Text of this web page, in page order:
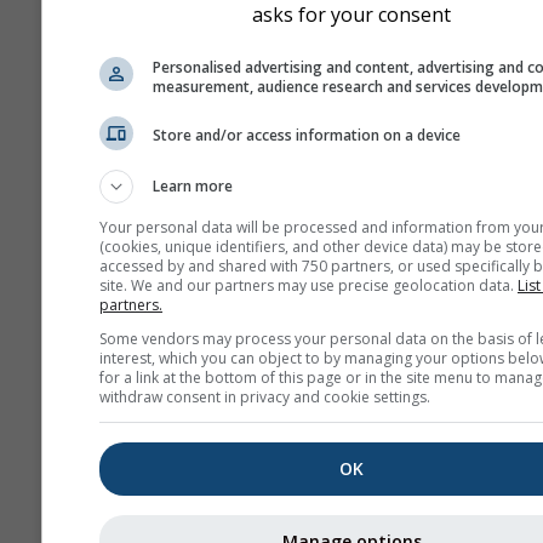
um pouco diferentes dos
Pode encontrar a altitude
coordenadas.
Durante um mês, há
diárias para valores
máximos e médios. Para
meses há agregações
Também oferecemos
brutos para venda. Por
entre em contacto
Os dados meteorológicos
asks for your consent
Personalised advertising and content, advertising and
measurement, audience research and services
Store and/or access information on a device
Learn more
Your personal data will be processed and information from
(cookies, unique identifiers, and other device data) may be
accessed by and shared with 750 partners, or used specifically
site. We and our partners may use precise geolocation data.
partners.
Some vendors may process your personal data on the basis of
interest, which you can object to by managing your options
for a link at the bottom of this page or in the site menu to
withdraw consent in privacy and cookie settings.
OK